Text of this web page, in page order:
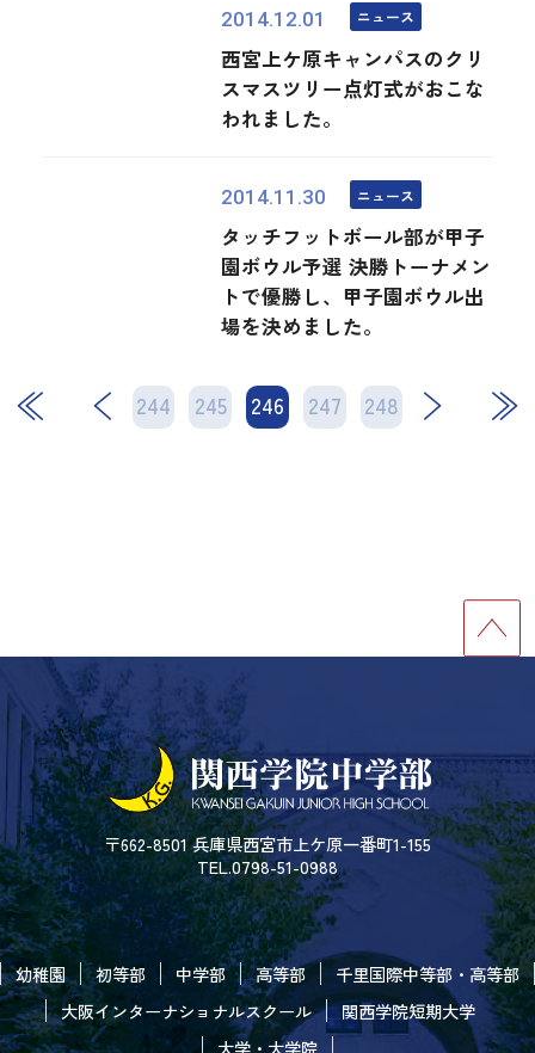
2014.12.01 ニュース
西宮上ケ原キャンパスのクリ
スマスツリー点灯式がおこな
われました。
2014.11.30 ニュース
タッチフットボール部が甲子
園ボウル予選 決勝トーナメン
トで優勝し、甲子園ボウル出
場を決めました。
244 245 246 247 248
次 最後
〒662-8501 兵庫県西宮市上ケ原一番町1-155
TEL.0798-51-0988
幼稚園 初等部 中学部 高等部
千里国際中等部・高等部
大阪インターナショナルスクール
関西学院短期大学
大学・大学院